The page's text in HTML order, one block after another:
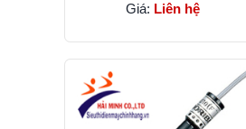
Giá: Liên hệ